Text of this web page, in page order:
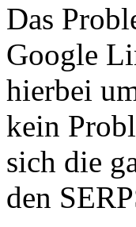
Das
Google
hierbei
kein
sich die
den